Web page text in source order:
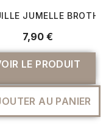
REED
JUMELLE
7,90 €
LE PRODUIT
AU PANIER